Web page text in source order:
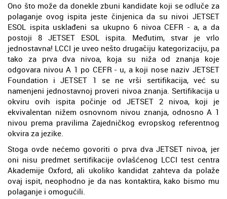
Ono što može da donekle zbuni kandidate koji se odluče za
polaganje ovog ispita jeste činjenica da su nivoi JETSET
ESOL ispita usklađeni sa ukupno 6 nivoa CEFR - a, a da
postoji 8 JETSET ESOL ispita. Međutim, stvar je vrlo
jednostavna! LCCI je uveo nešto drugačiju kategorizaciju, pa
tako za prva dva nivoa, koja su niža od znanja koje
odgovara nivou A 1 po CEFR - u, a koji nose naziv JETSET
Foundation i JETSET 1 se ne vrši sertifikacija, već su
namenjeni jednostavnoj proveri nivoa znanja. Sertifikacija u
okviru ovih ispita počinje od JETSET 2 nivoa, koji je
ekvivalentan nižem osnovnom nivou znanja, odnosno A 1
nivou prema pravilima Zajedničkog evropskog referentnog
okvira za jezike.
Stoga ovde nećemo govoriti o prva dva JETSET nivoa, jer
oni nisu predmet sertifikacije ovlašćenog LCCI test centra
Akademije Oxford, ali ukoliko kandidat zahteva da polaže
ovaj ispit, neophodno je da nas kontaktira, kako bismo mu
polaganje i omogućili.